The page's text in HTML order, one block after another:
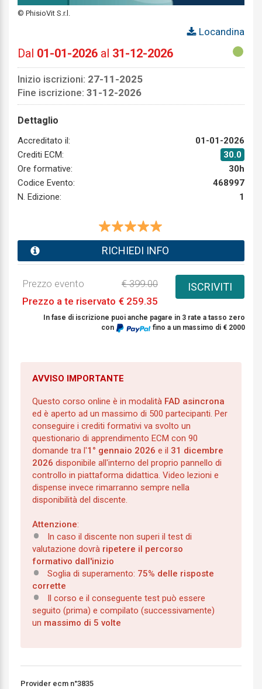
© PhisioVit S.r.l.
Locandina
Dal 01-01-2026 al 31-12-2026
Inizio iscrizioni: 27-11-2025
Fine iscrizione: 31-12-2026
Dettaglio
Accreditato il:
01-01-2026
Crediti ECM:
30.0
Ore formative:
30h
Codice Evento:
468997
N. Edizione:
1
RICHIEDI INFO
ISCRIVITI
Prezzo evento
€ 399.00
Prezzo a te riservato € 259.35
In fase di iscrizione puoi anche pagare in 3 rate a tasso zero
con
fino a un massimo di € 2000
AVVISO IMPORTANTE
Questo corso online è in modalità FAD asincrona
ed è aperto ad un massimo di 500 partecipanti. Per
conseguire i crediti formativi va svolto un
questionario di apprendimento ECM con 90
domande tra l'1° gennaio 2026 e il 31 dicembre
2026 disponibile all'interno del proprio pannello di
controllo in piattaforma didattica. Video lezioni e
dispense invece rimarranno sempre nella
disponibilità del discente.
Attenzione:
In caso il discente non superi il test di
valutazione dovrà ripetere il percorso
formativo dall'inizio
Soglia di superamento: 75% delle risposte
corrette
Il corso e il conseguente test può essere
seguito (prima) e compilato (successivamente)
un massimo di 5 volte
Provider ecm n°3835